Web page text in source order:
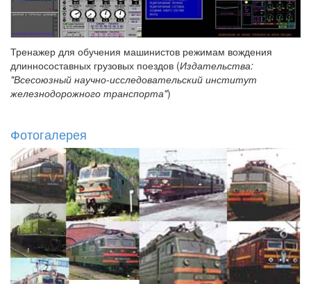
Тренажер для обучения машинистов режимам вождения
длинносоставных грузовых поездов (Издательства:
"Всесоюзный научно-исследовательский институт
железнодорожного транспорта")
Фотогалерея